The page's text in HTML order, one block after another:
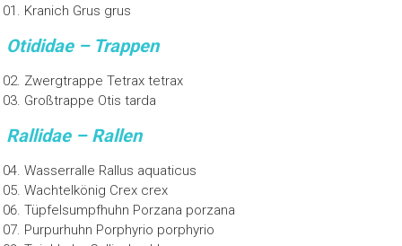
Kranich Grus grus
Otididae – Trappen
Zwergtrappe Tetrax tetrax
Großtrappe Otis tarda
Rallidae – Rallen
Wasserralle Rallus aquaticus
Wachtelkönig Crex crex
Tüpfelsumpfhuhn Porzana porzana
Purpurhuhn Porphyrio porphyrio